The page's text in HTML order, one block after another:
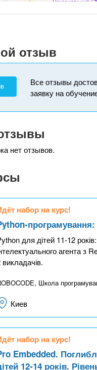
отзыв
Все отзывы
заявку на
нет отзывов.
набор на курс!
для дітей 11-12
агента з
викладачів.
Школа
Киев
набор на курс!
Embedded.
12-14 років.